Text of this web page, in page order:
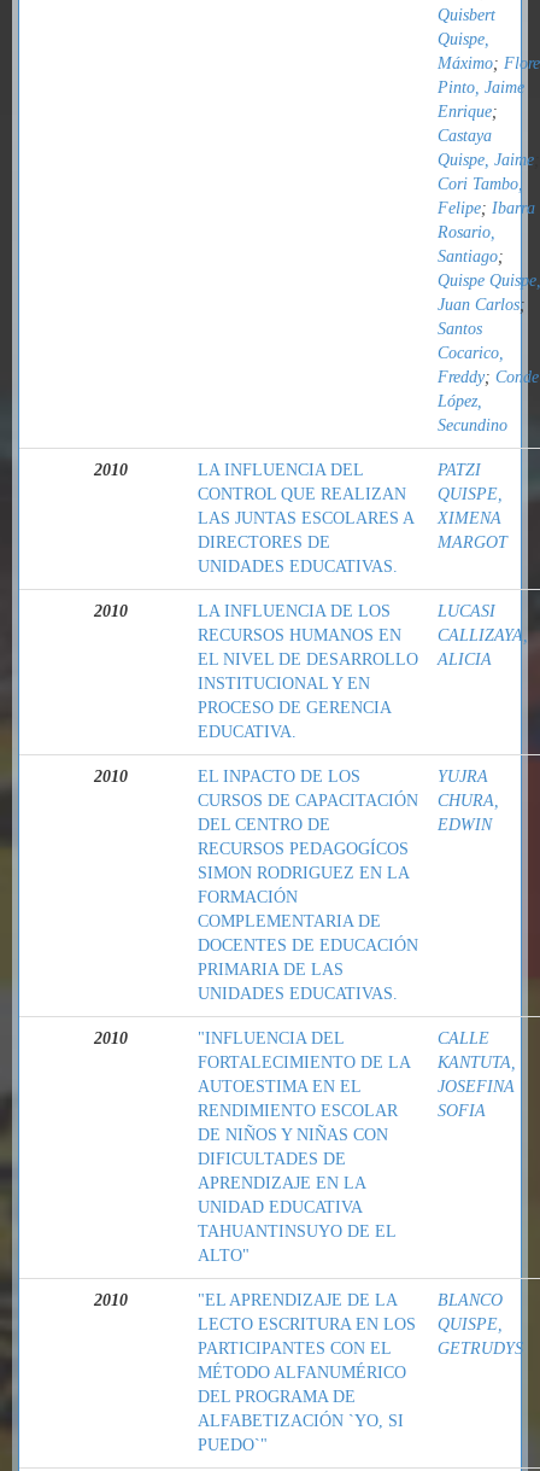
Quisbert
Quispe,
Máximo;
Pinto, Jaime
Enrique;
Castaya
Quispe, Jaime
Cori Tambo,
Felipe; Ibarra
Rosario,
Santiago;
Quispe Quispe,
Juan Carlos;
Santos
Cocarico,
Freddy; Conde
López,
Secundino
2010
LA INFLUENCIA DEL
CONTROL QUE REALIZAN
LAS JUNTAS ESCOLARES A
DIRECTORES DE
UNIDADES EDUCATIVAS.
PATZI
QUISPE,
XIMENA
MARGOT
2010
LA INFLUENCIA DE LOS
RECURSOS HUMANOS EN
EL NIVEL DE DESARROLLO
INSTITUCIONAL Y EN
PROCESO DE GERENCIA
EDUCATIVA.
LUCASI
CALLIZAYA,
ALICIA
2010
EL INPACTO DE LOS
CURSOS DE CAPACITACIÓN
DEL CENTRO DE
RECURSOS PEDAGOGÍCOS
SIMON RODRIGUEZ EN LA
FORMACIÓN
COMPLEMENTARIA DE
DOCENTES DE EDUCACIÓN
PRIMARIA DE LAS
UNIDADES EDUCATIVAS.
YUJRA
CHURA,
EDWIN
2010
"INFLUENCIA DEL
FORTALECIMIENTO DE LA
AUTOESTIMA EN EL
RENDIMIENTO ESCOLAR
DE NIÑOS Y NIÑAS CON
DIFICULTADES DE
APRENDIZAJE EN LA
UNIDAD EDUCATIVA
TAHUANTINSUYO DE EL
ALTO"
CALLE
KANTUTA,
JOSEFINA
SOFIA
2010
"EL APRENDIZAJE DE LA
LECTO ESCRITURA EN LOS
PARTICIPANTES CON EL
MÉTODO ALFANUMÉRICO
DEL PROGRAMA DE
ALFABETIZACIÓN `YO, SI
PUEDO`"
BLANCO
QUISPE,
GETRUDYS